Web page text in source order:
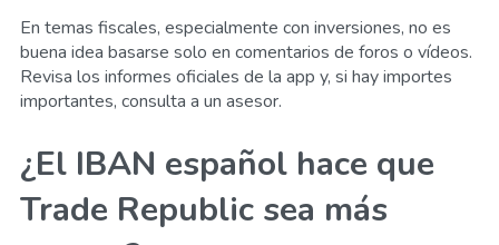
En temas fiscales, especialmente con inversiones, no es
buena idea basarse solo en comentarios de foros o vídeos.
Revisa los informes oficiales de la app y, si hay importes
importantes, consulta a un asesor.
¿El IBAN español hace que
Trade Republic sea más